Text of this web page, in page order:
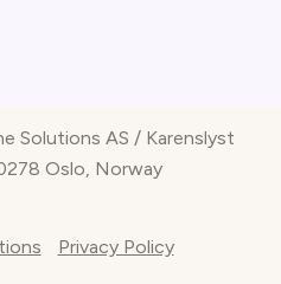
Solutions AS / Karenslyst
Oslo, Norway
Privacy Policy